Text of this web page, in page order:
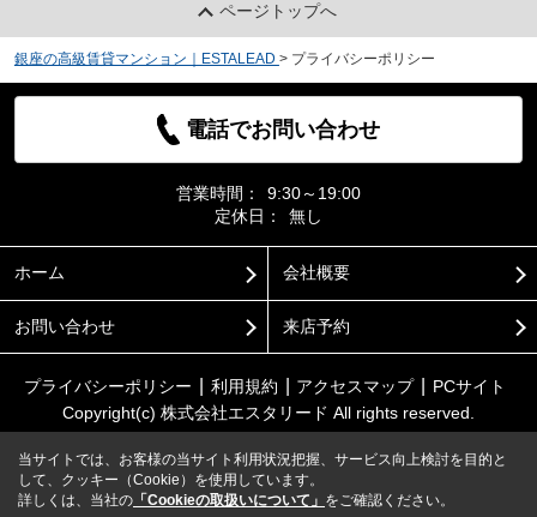
ページトップへ
銀座の高級賃貸マンション｜ESTALEAD > プライバシーポリシー
電話でお問い合わせ
営業時間：
9:30～19:00
定休日：
無し
ホーム 会社概要
お問い合わせ 来店予約
プライバシーポリシー 利用規約 アクセスマップ
PCサイト
Copyright(c) 株式会社エスタリード All rights reserved.
当サイトでは、お客様の当サイト利用状況把握、サービス向上検討を目的と
して、クッキー（Cookie）を使用しています。
詳しくは、当社の 「Cookieの取扱いについて」 をご確認ください。